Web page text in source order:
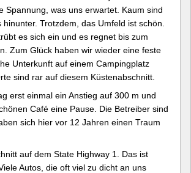
Spannung, was uns erwartet. Kaum sind
Trotzdem, das Umfeld ist schön.
es sich ein und es regnet bis zum
Zum Glück haben wir wieder eine feste
Unterkunft auf einem Campingplatz
sind rar auf diesem Küstenabschnitt.
erst einmal ein Anstieg auf 300 m und
Café eine Pause. Die Betreiber sind
sich hier vor 12 Jahren einen Traum
auf dem State Highway 1. Das ist
Autos, die oft viel zu dicht an uns